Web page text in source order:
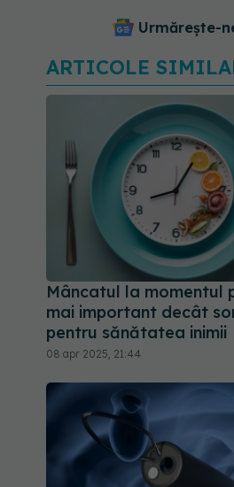
Urmărește-
ARTICOLE
Mâncatul la momentul
mai important decât
pentru sănătatea inimii
08 apr 2025, 21:44